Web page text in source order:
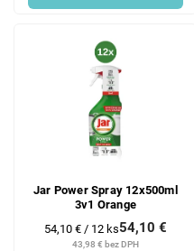
Jar Power Spray 12x500ml
3v1 Orange
43,98 € bez DPH
54,10 €
Jednotková
54,10 € / 12 ks